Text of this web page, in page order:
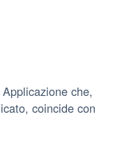
che,
coincide con